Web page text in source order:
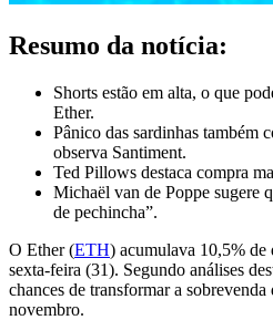
Resumo da notícia:
Shorts estão em alta, o que
Ether.
Pânico das sardinhas também
observa Santiment.
Ted Pillows destaca compra
Michaël van de Poppe sugere
de pechincha”.
O Ether (ETH) acumulava 10,5% de
sexta-feira (31). Segundo análises
chances de transformar a
novembro.